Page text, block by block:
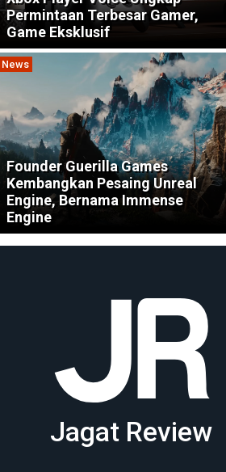
Permintaan Terbesar Gamer,
Game Eksklusif
News
Founder Guerilla Games
Kembangkan Pesaing Unreal
Engine, Bernama Immense
Engine
Jagat Review